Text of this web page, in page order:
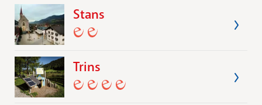
Stans
Trins